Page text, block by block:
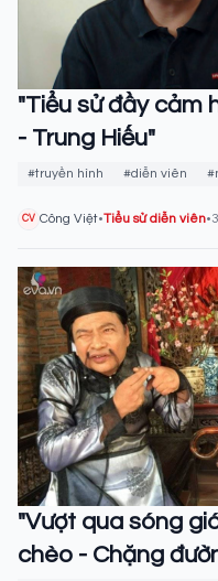
"Tiểu sử đầy cảm
- Trung Hiếu"
#truyền hình #diễn viên
CV Công Việt•Tiểu sử diễn viên•
"Vượt qua sóng
chèo - Chặng